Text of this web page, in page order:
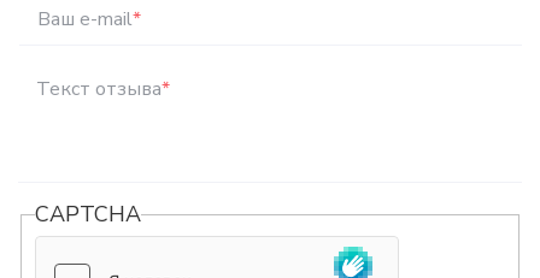
Ваш e-mail*
Текст отзыва*
CAPTCHA